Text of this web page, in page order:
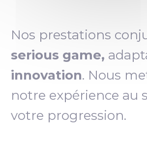
Nos prestations
serious game,
innovation. Nous
notre expérience au
votre progression.